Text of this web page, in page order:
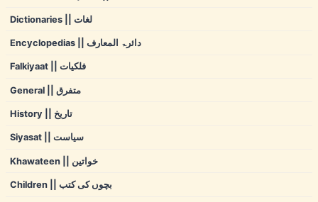
Dictionaries || لغات
Encyclopedias || دائرۃ المعارف
Falkiyaat || فلکیات
General || متفرق
History || تاریخ
Siyasat || سیاست
Khawateen || خواتین
Children || بچوں کی کتب